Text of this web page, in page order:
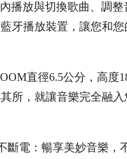
播放與切換歌曲、調
牙播放裝置，讓您和
直徑6.5公分，高度
所，就讓音樂完全融
斷電：暢享美妙音樂，